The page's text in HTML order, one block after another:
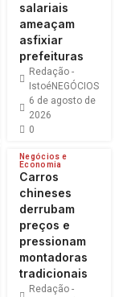
salariais
ameaçam
asfixiar
prefeituras
Redação -
IstoéNEGÓCIOS
6 de agosto de
2026
0
Negócios e
Economia
Carros
chineses
derrubam
preços e
pressionam
montadoras
tradicionais
Redação -